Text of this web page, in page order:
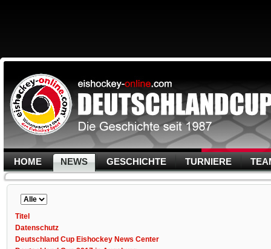
HOME NEWS GESCHICHTE TURNIERE
Anzeige
#
Titel
Datenschutz
Deutschland Cup Eishockey News Center